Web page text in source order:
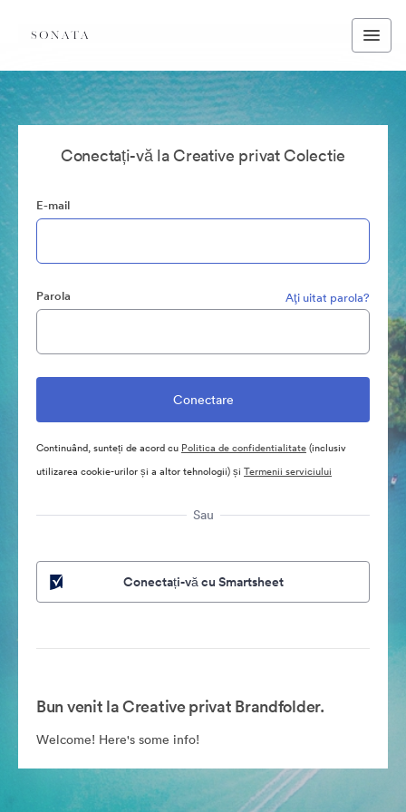
Conectați-vă la Creative privat Colectie
E-mail
Parola Aţi uitat parola?
Continuând, sunteți de acord cu Politica de confidentialitate(inclusiv
utilizarea cookie-urilor și a altor tehnologii) și Termenii serviciului
Sau
Conectați-vă cu Smartsheet
Bun venit la Creative privat Brandfolder.
Welcome! Here's some info!